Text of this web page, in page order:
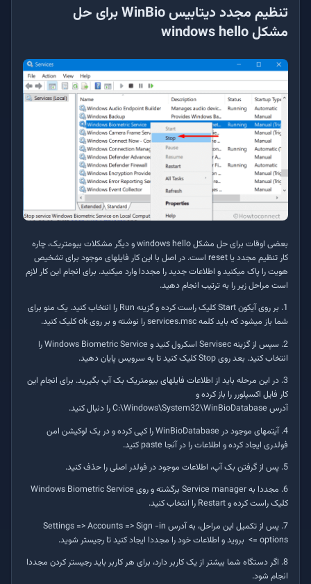
تنظیم مجدد دیتابیسWinBioبرای حل
مشکلwindows hello
بعضی اوقات برای حل مشکلwindows helloو دیگر مشکلات بیومتریک، چاره
کار تنظیم مجدد یا reset است. در اصل با این کار فایل­های موجود برای تشخیص
هویت را پاک می­کنید و اطلاعات جدید را مجددا وارد می­کنید. برای انجام این کار لازم
است مراحل زیر را به ترتیب انجام دهید.
1. بر روی آیکون
Startکلیک راست کرده و گزینه Run را انتخاب کنید. یک منو برای
شما باز می­شود که باید کلمهservices.mscرا نوشته و بر رویokکلیک کنید.
2. سپس از گزینه
Servisec اسکرول کنید و Windows Biometric Serviceرا
انتخاب کنید. بعد رویStopکلیک کنید تا به سرویس پایان دهید.
3. در این مرحله باید از اطلاعات فایل­های بیومتریک بک آپ بگیرید. برای انجام این
کار فایل اکسپلورر را باز کرده و
آدرس C:\Windows\System32\WinBioDatabaseرا دنبال کنید.
4. آیتم­های موجود در
WinBioDatabaseرا کپی کرده و در یک لوکیشن امن
فولدری ایجاد کرده و اطلاعات را در آنجا paste‌ کنید.
5. پس از گرفتن بک آپ، اطلاعات موجود در فولدر اصلی را حذف کنید.
6. مجددا به
Service manager برگشته و روی Windows Biometric Service
کلیک راست کرده وRestart را انتخاب کنید.
7. پس از تکمیل این مراحل، به آدرس
Settings => Accounts => Sign -in
options =>
بروید و اطلاعات خود را مجددا ایجاد کنید تا رجیستر شوید.
8. اگر دستگاه شما بیشتر از یک کاربر دارد، برای هر کاربر باید رجیستر کردن مجددا
انجام شود.